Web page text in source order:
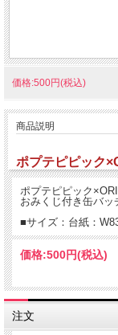
価格:500円(税込)
商品説明
ポプテピピック
ポプテピピック
おみくじ付き缶バッ
■サイズ：台紙：
価格:500円(税込)
注文